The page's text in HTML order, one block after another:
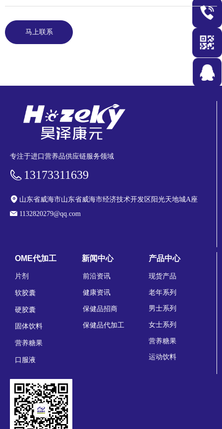
马上联系
专注于进口营养品供应链服务领域
13173311639
山东省威海市山东省威海市经济技术开发区阳光天地城A座
1132820279@qq.com
片剂
软胶囊
硬胶囊
固体饮料
营养糖果
口服液
OME代加工 新闻中心
前沿资讯
健康资讯
保健品招商
保健品代加工
产品中心
现货产品
老年系列
男士系列
女士系列
营养糖果
运动饮料